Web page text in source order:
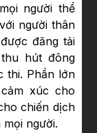
người thể
người thân
đăng tải
hút đông
thi. Phần lớn
xúc cho
chiến dịch
người.